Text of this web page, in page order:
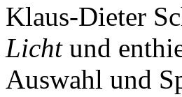
Klaus-Dieter
Lichtund
Auswahl und